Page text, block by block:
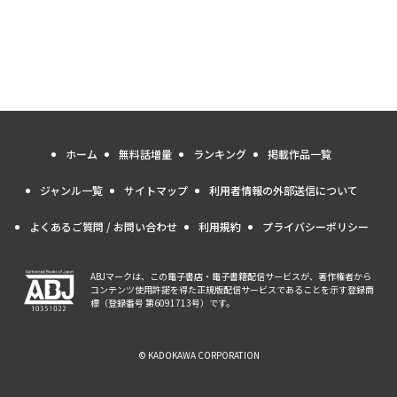
ホーム 無料話増量 ランキング 掲載作品一覧
ジャンル一覧 サイトマップ 利用者情報の外部送信について
よくあるご質問 / お問い合わせ 利用規約 プライバシーポリシー
ABJマークは、この電子書店・電子書籍配信サービスが、著作権者から
コンテンツ使用許諾を得た正規版配信サービスであることを示す登録商
標（登録番号 第6091713号）です。
© KADOKAWA CORPORATION